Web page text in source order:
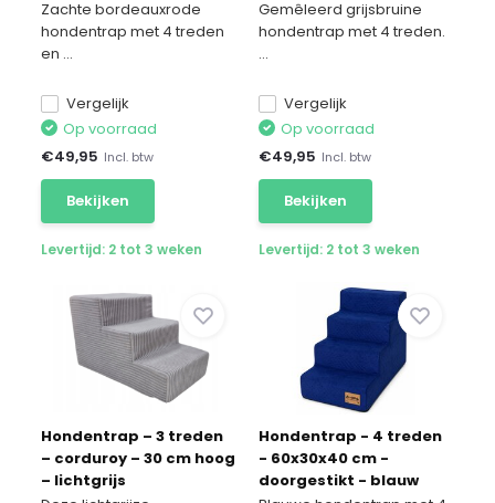
bordeauxrood
Zachte bordeauxrode
hondentrap met 4 treden
en ...
Vergelijk
Op voorraad
€49,95 Incl. btw
Bekijken
Levertijd: 2 tot 3 weken
Gemêleerd grijsbruine
hondentrap met 4 treden.
...
Vergelijk
Op voorraad
€49,95 Incl. btw
Bekijken
Levertijd: 2 tot 3 weken
Hondentrap – 3 treden
– corduroy – 30 cm hoog
– lichtgrijs
Hondentrap - 4 treden
- 60x30x40 cm -
doorgestikt - blauw